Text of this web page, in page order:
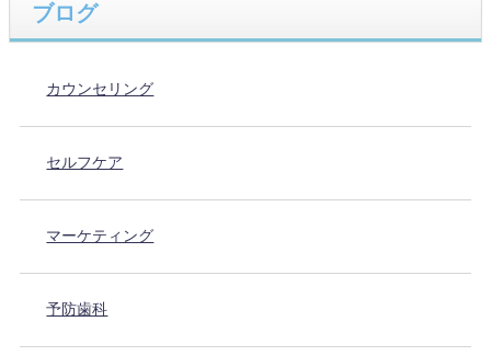
ブログ
カウンセリング
セルフケア
マーケティング
予防歯科